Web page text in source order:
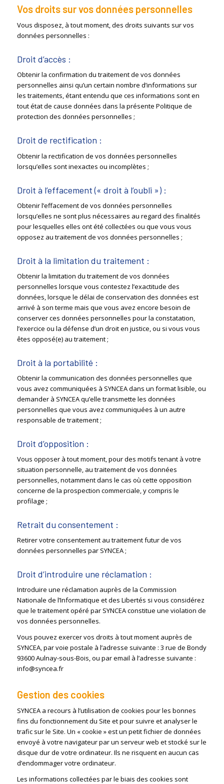
Vos droits sur vos données personnelles
Vous disposez, à tout moment, des droits suivants sur vos
données personnelles :
Droit d’accès :
Obtenir la confirmation du traitement de vos données
personnelles ainsi qu’un certain nombre d’informations sur
les traitements, étant entendu que ces informations sont en
tout état de cause données dans la présente Politique de
protection des données personnelles ;
Droit de rectification :
Obtenir la rectification de vos données personnelles
lorsqu’elles sont inexactes ou incomplètes ;
Droit à l’effacement (« droit à l’oubli ») :
Obtenir l’effacement de vos données personnelles
lorsqu’elles ne sont plus nécessaires au regard des finalités
pour lesquelles elles ont été collectées ou que vous vous
opposez au traitement de vos données personnelles ;
Droit à la limitation du traitement :
Obtenir la limitation du traitement de vos données
personnelles lorsque vous contestez l’exactitude des
données, lorsque le délai de conservation des données est
arrivé à son terme mais que vous avez encore besoin de
conserver ces données personnelles pour la constatation,
l’exercice ou la défense d’un droit en justice, ou si vous vous
êtes opposé(e) au traitement ;
Droit à la portabilité :
Obtenir la communication des données personnelles que
vous avez communiquées à SYNCEA dans un format lisible, ou
demander à SYNCEA qu’elle transmette les données
personnelles que vous avez communiquées à un autre
responsable de traitement ;
Droit d’opposition :
Vous opposer à tout moment, pour des motifs tenant à votre
situation personnelle, au traitement de vos données
personnelles, notamment dans le cas où cette opposition
concerne de la prospection commerciale, y compris le
profilage ;
Retrait du consentement :
Retirer votre consentement au traitement futur de vos
données personnelles par SYNCEA ;
Droit d’introduire une réclamation :
Introduire une réclamation auprès de la Commission
Nationale de l’Informatique et des Libertés si vous considérez
que le traitement opéré par SYNCEA constitue une violation de
vos données personnelles.
Vous pouvez exercer vos droits à tout moment auprès de
SYNCEA, par voie postale à l’adresse suivante : 3 rue de Bondy
93600 Aulnay-sous-Bois, ou par email à l’adresse suivante :
info@syncea.fr
Gestion des cookies
SYNCEA a recours à l’utilisation de cookies pour les bonnes
fins du fonctionnement du Site et pour suivre et analyser le
trafic sur le Site. Un « cookie » est un petit fichier de données
envoyé à votre navigateur par un serveur web et stocké sur le
disque dur de votre ordinateur. Ils ne risquent en aucun cas
d’endommager votre ordinateur.
Les informations collectées par le biais des cookies sont